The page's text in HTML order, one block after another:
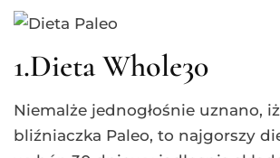
1.Dieta Whole30
Niemalże jednogłośnie uznano,
bliźniaczka Paleo, to najgorszy